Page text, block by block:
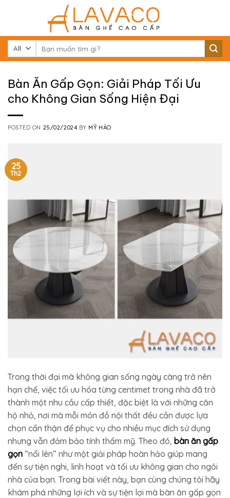
kiếm:
Bàn Ăn Gấp Gọn: Giải Pháp Tối Ưu
cho Không Gian Sống Hiện Đại
POSTED ON 25/02/2024 BY MỸ HẢO
25
Th2
Trong thời đại mà không gian sống ngày càng trở nên
hạn chế, việc tối ưu hóa từng centimet trong nhà đã trở
thành một nhu cầu cấp thiết, đặc biệt là với những căn
hộ nhỏ, nơi mà mỗi món đồ nội thất đều cần được lựa
chọn cẩn thận để phục vụ cho nhiều mục đích sử dụng
nhưng vẫn đảm bảo tính thẩm mỹ. Theo đó, bàn ăn gấp
gọn “nổi lên” như một giải pháp hoàn hảo giúp mang
đến sự tiện nghi, linh hoạt và tối ưu không gian cho ngôi
nhà của bạn. Trong bài viết này, bạn cùng chúng tôi hãy
khám phá những lợi ích và sự tiện lợi mà bàn ăn gấp gọn